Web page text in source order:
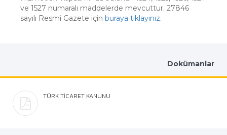
ve 1527 numaralı maddelerde mevcuttur. 27846
sayılı Resmi Gazete için buraya tıklayınız.
Dokümanlar
TÜRK TİCARET KANUNU